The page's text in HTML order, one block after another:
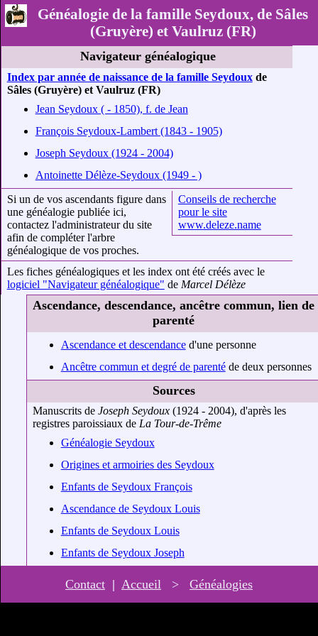
Généalogie de la famille Seydoux, de Sâles
(Gruyère) et Vaulruz (FR)
Navigateur généalogique
Index par année de naissance de la famille Seydouxde
Sâles (Gruyère) et Vaulruz (FR)
Jean Seydoux ( - 1850), f. de Jean
François Seydoux-Lambert (1843 - 1905)
Joseph Seydoux (1924 - 2004)
Antoinette Délèze-Seydoux (1949 - )
Conseils de recherche
pour le site
www.deleze.name
Si un de vos ascendants figure dans
une généalogie publiée ici,
contactez l'administrateur du site
afin de compléter l'arbre
généalogique de vos proches.
Les fiches généalogiques et les index ont été créés avec le
logiciel "Navigateur généalogique" de Marcel Délèze
Ascendance, descendance, ancêtre commun, lien de
parenté
Ascendance et descendanced'une personne
Ancêtre commun et degré de parentéde deux personnes
Sources
Manuscrits de Joseph Seydoux(1924 - 2004), d'après les
registres paroissiaux de La Tour-de-Trême
Généalogie Seydoux
Origines et armoiries des Seydoux
Enfants de Seydoux François
Ascendance de Seydoux Louis
Enfants de Seydoux Louis
Enfants de Seydoux Joseph
Contact | Accueil > Généalogies